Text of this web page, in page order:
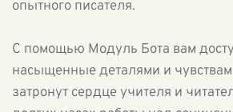
опытного писателя.
С помощью Модуль Бота вам
насыщенные деталями и
затронут сердце учителя и